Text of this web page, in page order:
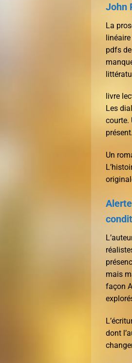
John
La
pdfs
livre
Les
courte.
présent.
Un
mais
façon
dont